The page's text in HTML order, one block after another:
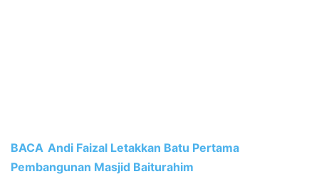
BACA Andi Faizal Letakkan Batu Pertama
Pembangunan Masjid Baiturahim